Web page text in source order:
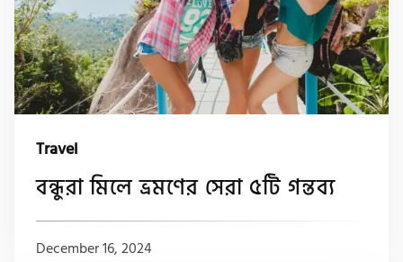
Travel
বন্ধুরা মিলে ভ্রমণের সেরা ৫টি গন্তব্য
December 16, 2024